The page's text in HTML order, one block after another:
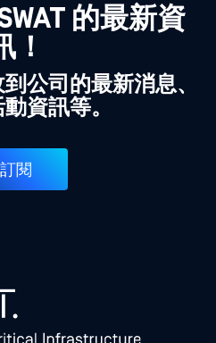
的最新資
！
公司的最新消息、
資訊等。
訂閱